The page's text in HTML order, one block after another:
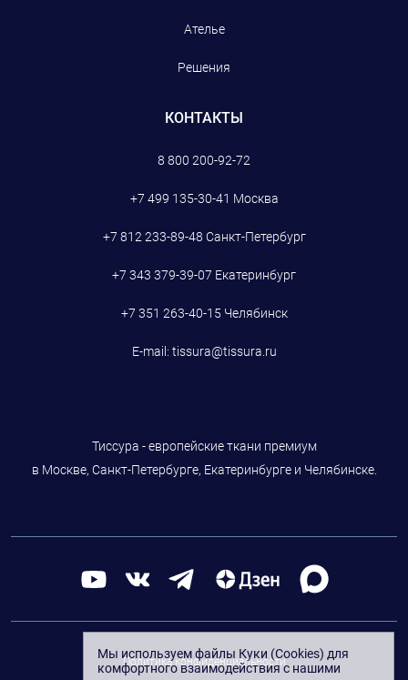
Ателье
Решения
КОНТАКТЫ
8 800 200-92-72
+7 499 135-30-41 Москва
+7 812 233-89-48 Санкт-Петербург
+7 343 379-39-07 Екатеринбург
+7 351 263-40-15 Челябинск
E-mail: tissura@tissura.ru
Тиссура - европейские ткани премиум
в Москве, Санкт-Петербурге, Екатеринбурге и Челябинске.
Политика конфиденциальности
Мы используем файлы Куки (Cookies) для
комфортного взаимодействия с нашими